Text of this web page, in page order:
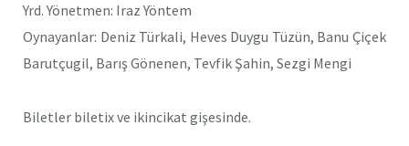
Yrd. Yönetmen: Iraz Yöntem
Oynayanlar: Deniz Türkali, Heves Duygu Tüzün, Banu Çiçek
Barutçugil, Barış Gönenen, Tevfik Şahin, Sezgi Mengi
Biletler biletix ve ikincikat gişesinde.